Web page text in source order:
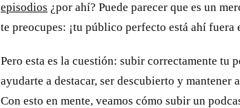
episodios ¿por ahí? Puede parecer que es un
te preocupes: ¡tu público perfecto está ahí fuera
Pero esta es la cuestión: subir correctamente tu
ayudarte a destacar, ser descubierto y mantener
Con esto en mente, veamos cómo subir un